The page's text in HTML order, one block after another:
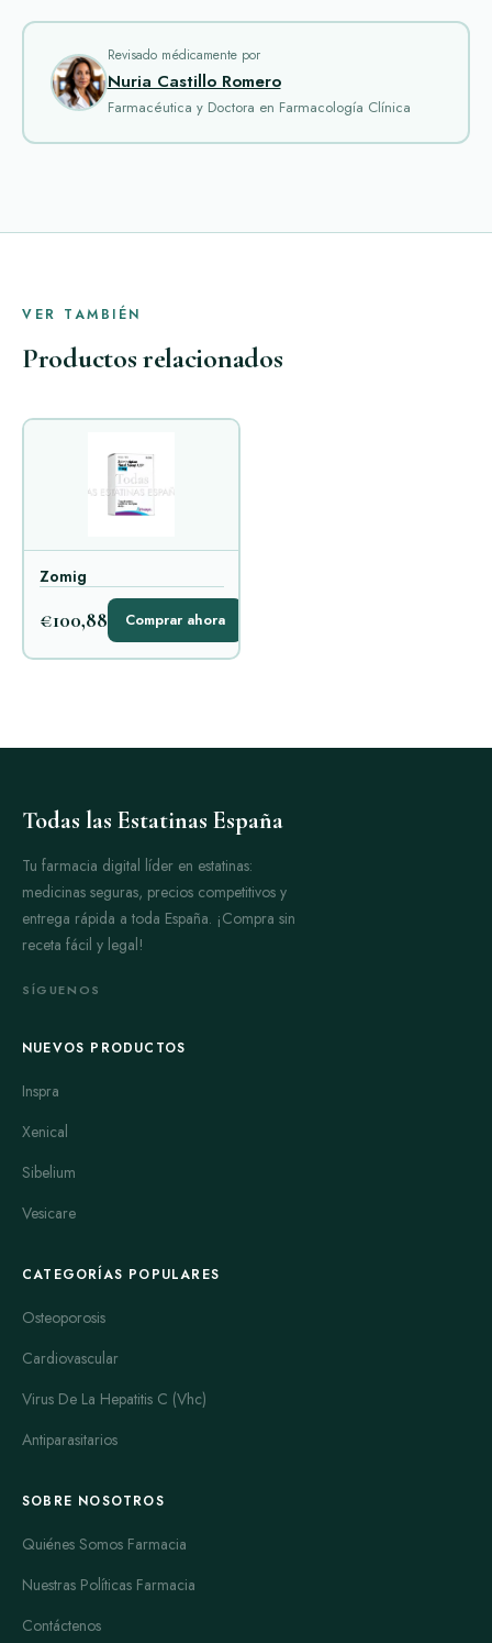
Revisado médicamente por
Nuria Castillo Romero
Farmacéutica y Doctora en Farmacología Clínica
VER TAMBIÉN
Productos relacionados
Zomig
€100,88 Comprar ahora
Todas las Estatinas España
Tu farmacia digital líder en estatinas:
medicinas seguras, precios competitivos y
entrega rápida a toda España. ¡Compra sin
receta fácil y legal!
SÍGUENOS
NUEVOS PRODUCTOS
Inspra
Xenical
Sibelium
Vesicare
CATEGORÍAS POPULARES
Osteoporosis
Cardiovascular
Virus De La Hepatitis C (Vhc)
Antiparasitarios
SOBRE NOSOTROS
Quiénes Somos Farmacia
Nuestras Políticas Farmacia
Contáctenos